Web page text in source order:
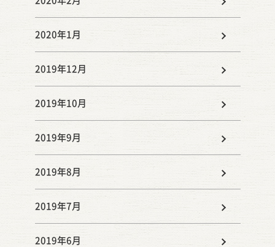
2020年1月
2019年12月
2019年10月
2019年9月
2019年8月
2019年7月
2019年6月